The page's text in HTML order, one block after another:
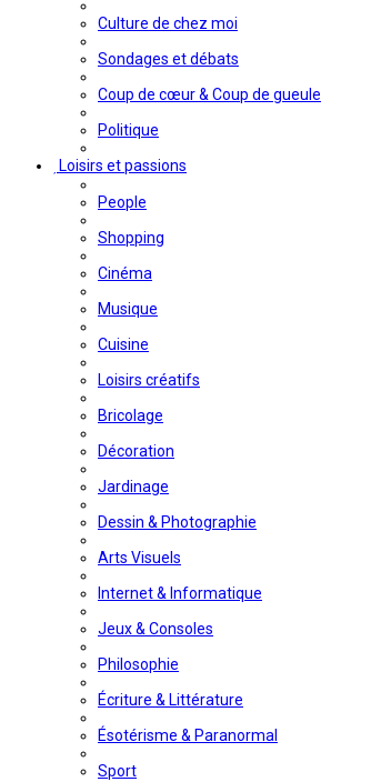
Culture de chez moi
Sondages et débats
Coup de cœur & Coup de gueule
Politique
Loisirs et passions
People
Shopping
Cinéma
Musique
Cuisine
Loisirs créatifs
Bricolage
Décoration
Jardinage
Dessin & Photographie
Arts Visuels
Internet & Informatique
Jeux & Consoles
Philosophie
Écriture & Littérature
Ésotérisme & Paranormal
Sport